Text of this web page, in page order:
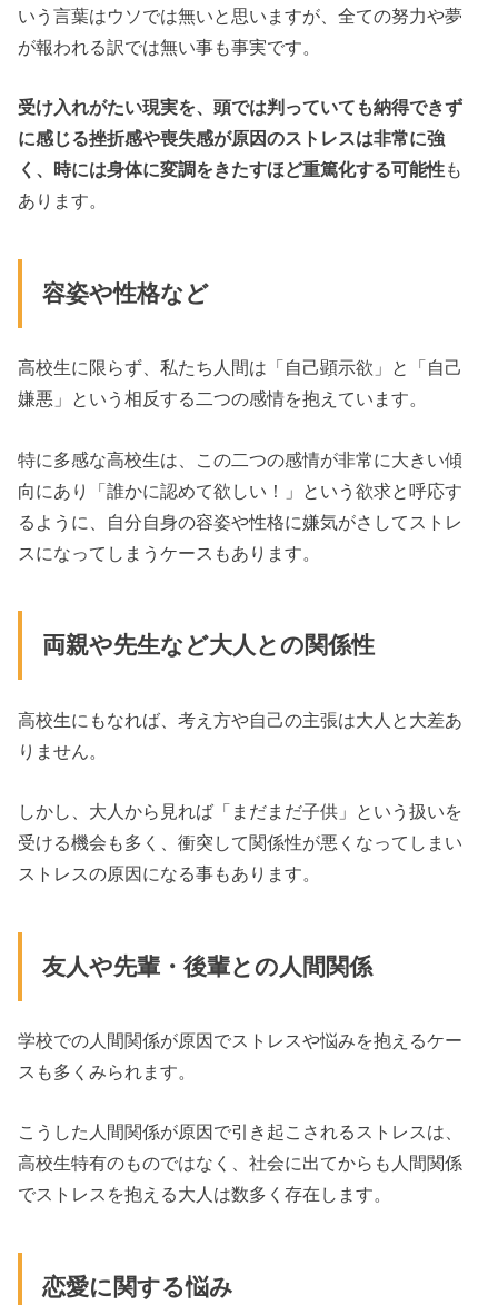
いう言葉はウソでは無いと思いますが、全ての努力や夢
が報われる訳では無い事も事実です。
受け入れがたい現実を、頭では判っていても納得できず
に感じる挫折感や喪失感が原因のストレスは非常に強
く、時には身体に変調をきたすほど重篤化する可能性も
あります。
容姿や性格など
高校生に限らず、私たち人間は「自己顕示欲」と「自己
嫌悪」という相反する二つの感情を抱えています。
特に多感な高校生は、この二つの感情が非常に大きい傾
向にあり「誰かに認めて欲しい！」という欲求と呼応す
るように、自分自身の容姿や性格に嫌気がさしてストレ
スになってしまうケースもあります。
両親や先生など大人との関係性
高校生にもなれば、考え方や自己の主張は大人と大差あ
りません。
しかし、大人から見れば「まだまだ子供」という扱いを
受ける機会も多く、衝突して関係性が悪くなってしまい
ストレスの原因になる事もあります。
友人や先輩・後輩との人間関係
学校での人間関係が原因でストレスや悩みを抱えるケー
スも多くみられます。
こうした人間関係が原因で引き起こされるストレスは、
高校生特有のものではなく、社会に出てからも人間関係
でストレスを抱える大人は数多く存在します。
恋愛に関する悩み